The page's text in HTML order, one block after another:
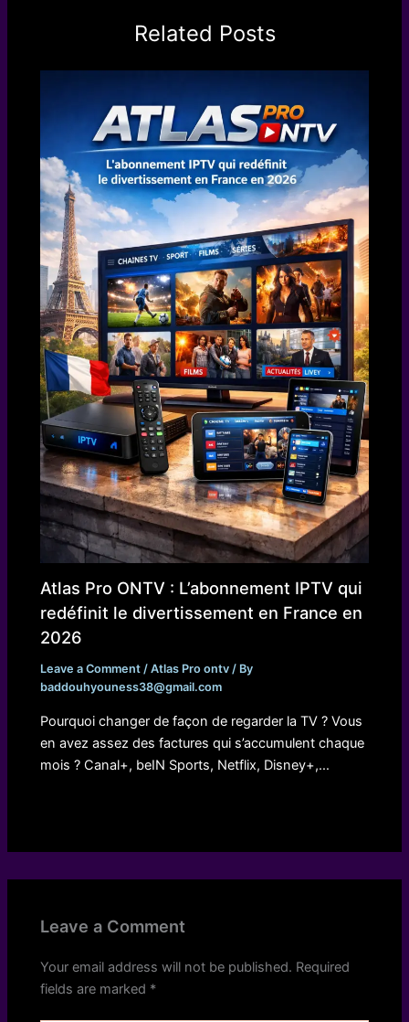
Related Posts
Atlas Pro ONTV : L’abonnement IPTV qui
redéfinit le divertissement en France en
2026
Leave a Comment /Atlas Pro ontv / By
baddouhyouness38@gmail.com
Pourquoi changer de façon de regarder la TV ? Vous
en avez assez des factures qui s’accumulent chaque
mois ? Canal+, beIN Sports, Netflix, Disney+,…
Leave a Comment
Your email address will not be published. Required
fields are marked *